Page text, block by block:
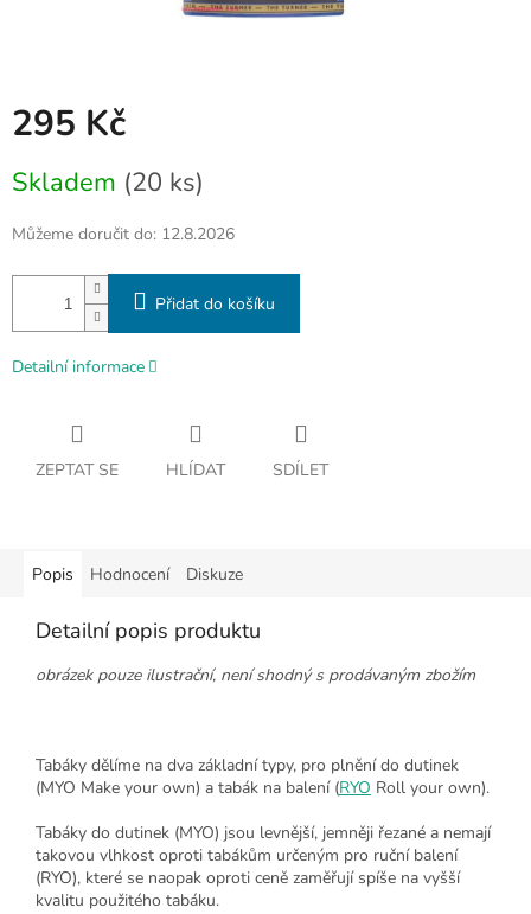
295 Kč
cena:
Skladem (20 ks)
Můžeme doručit do: 12.8.2026
Přidat do košíku
Detailní informace
ZEPTAT SE HLÍDAT SDÍLET
Popis Hodnocení Diskuze
Detailní popis produktu
obrázek pouze ilustrační, není shodný s prodávaným zbožím
Tabáky dělíme na dva základní typy, pro plnění do dutinek
(MYO Make your own) a tabák na balení (RYO Roll your own).
Tabáky do dutinek (MYO) jsou levnější, jemněji řezané a nemají
takovou vlhkost oproti tabákům určeným pro ruční balení
(RYO), které se naopak oproti ceně zaměřují spíše na vyšší
kvalitu použitého tabáku.